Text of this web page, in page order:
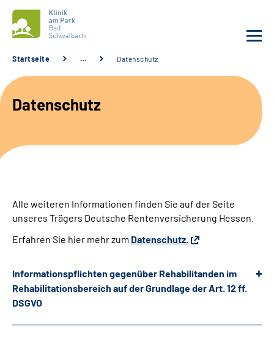
Unsere Klinik
Unsere Angebote
Service
Sozialdienste & Zuweisende
Leichte Sprache
Startseite … Datenschutz
Datenschutz
Alle weiteren Informationen finden Sie auf der Seite
unseres Trägers Deutsche Rentenversicherung Hessen.
Erfahren Sie hier mehr zum Datenschutz.
Informationspflichten gegenüber Rehabilitanden im
Rehabilitationsbereich auf der Grundlage der Art. 12 ff.
DSGVO